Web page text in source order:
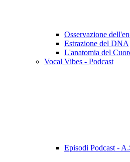
Osservazione
Estrazione del DNA
L'anatomia del
Vocal Vibes - Podcast
Episodi Podcast -